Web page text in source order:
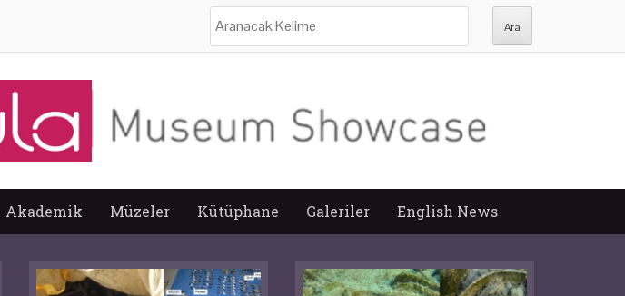
Akademik Müzeler Kütüphane Galeriler English News